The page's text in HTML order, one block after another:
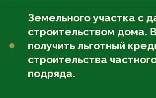
Земельного участка с
строительством дома.
получить льготный
строительства
подряда.